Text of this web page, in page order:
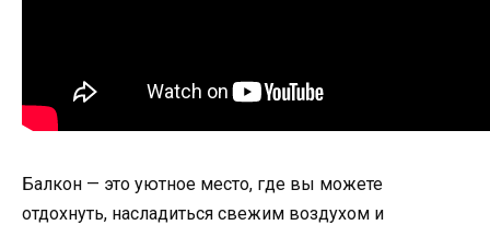
Балкон — это уютное место, где вы можете
отдохнуть, насладиться свежим воздухом и